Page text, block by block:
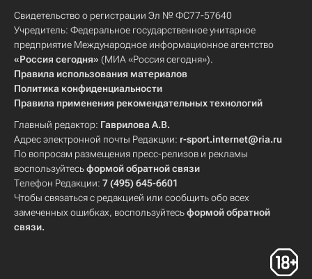
Свидетельство о регистрации Эл № ФС77-57640
Учредитель: Федеральное государственное унитарное
предприятие Международное информационное агентство
«Россия сегодня» (МИА «Россия сегодня»).
Правила использования материалов
Политика конфиденциальности
Правила применения рекомендательных технологий
Главный редактор: Гаврилова А.В.
Адрес электронной почты Редакции: r-sport.internet@ria.ru
По вопросам размещения пресс-релизов и рекламы
воспользуйтесьформой обратной связи
Телефон Редакции: 7 (495) 645-6601
Чтобы связаться с редакцией или сообщить обо всех
замеченных ошибках, воспользуйтесьформой обратной
связи.